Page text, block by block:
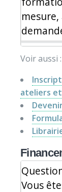
mesure,
Voir aussi :
ateliers
Vous